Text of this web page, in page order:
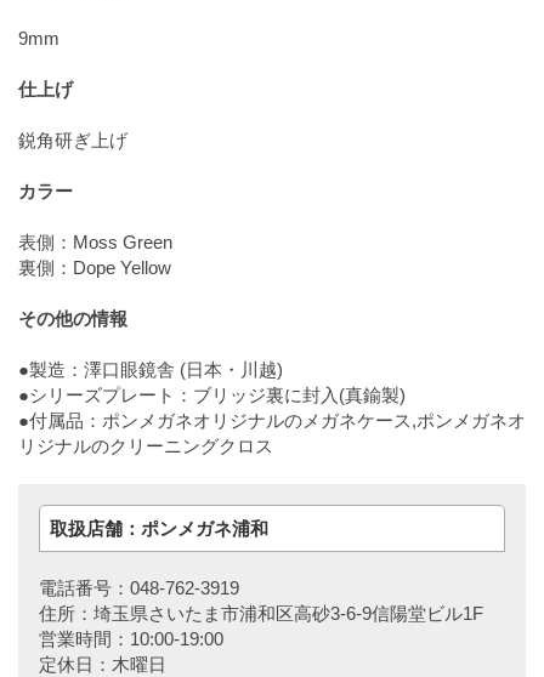
9mm
仕上げ
鋭角研ぎ上げ
カラー
表側：Moss Green
裏側：Dope Yellow
その他の情報
●製造：澤口眼鏡舎 (日本・川越)
●シリーズプレート：ブリッジ裏に封入(真鍮製)
●付属品：ポンメガネオリジナルのメガネケース,ポンメガネオ
リジナルのクリーニングクロス
取扱店舗：ポンメガネ浦和
電話番号：048-762-3919
住所：埼玉県さいたま市浦和区高砂3-6-9信陽堂ビル1F
営業時間：10:00-19:00
定休日：木曜日